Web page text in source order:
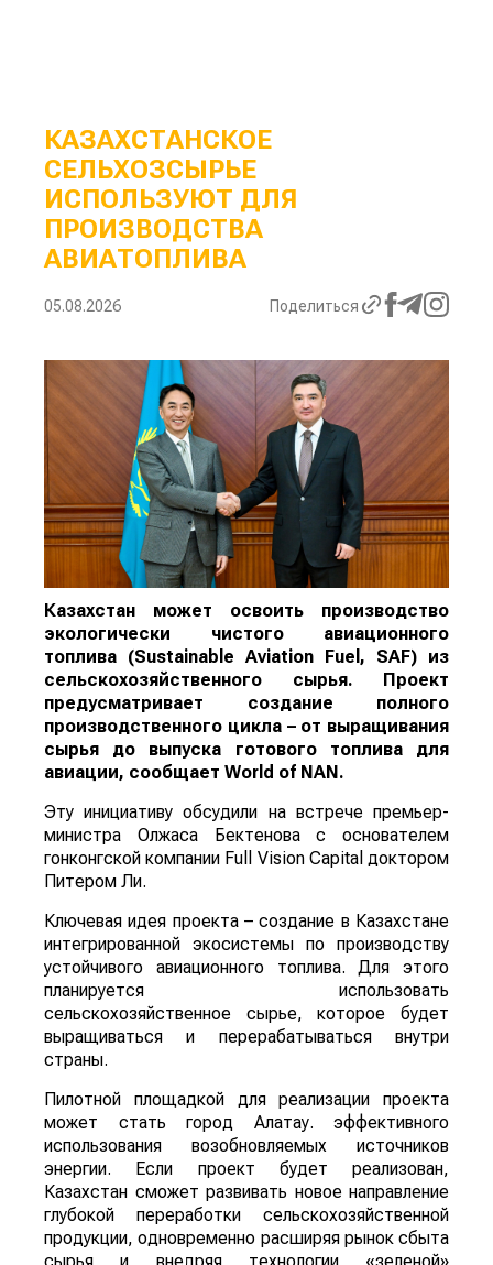
КАЗАХСТАНСКОЕ
СЕЛЬХОЗСЫРЬЕ
ИСПОЛЬЗУЮТ ДЛЯ
ПРОИЗВОДСТВА
АВИАТОПЛИВА
05.08.2026 Поделиться
Казахстан может освоить производство
экологически чистого авиационного
топлива (Sustainable Aviation Fuel, SAF) из
сельскохозяйственного сырья. Проект
предусматривает создание полного
производственного цикла – от выращивания
сырья до выпуска готового топлива для
авиации, сообщает World of NAN.
Эту инициативу обсудили на встрече премьер-
министра Олжаса Бектенова с основателем
гонконгской компании Full Vision Capital доктором
Питером Ли.
Ключевая идея проекта – создание в Казахстане
интегрированной экосистемы по производству
устойчивого авиационного топлива. Для этого
планируется использовать
сельскохозяйственное сырье, которое будет
выращиваться и перерабатываться внутри
страны.
Пилотной площадкой для реализации проекта
может стать город Алатау. эффективного
использования возобновляемых источников
энергии. Если проект будет реализован,
Казахстан сможет развивать новое направление
глубокой переработки сельскохозяйственной
продукции, одновременно расширяя рынок сбыта